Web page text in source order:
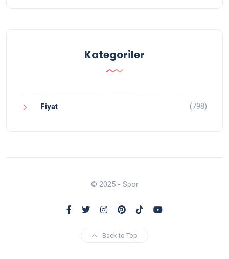
Kategoriler
Fiyat (798)
© 2025 - Spor
Back to Top